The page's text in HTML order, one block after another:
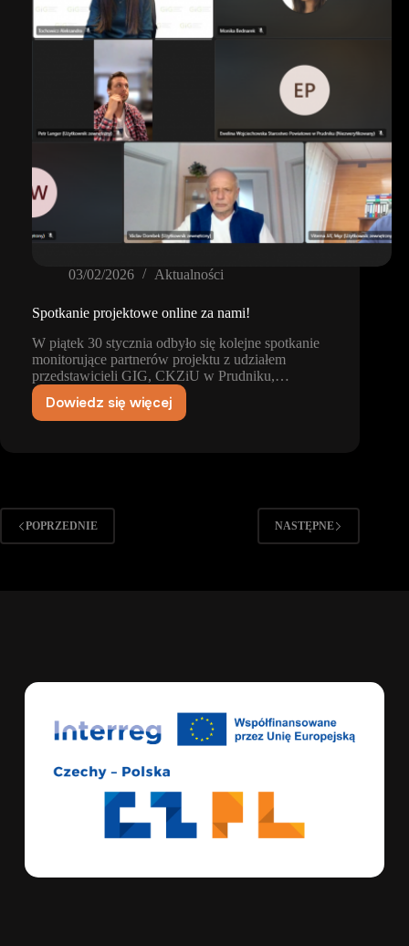
03/02/2026 Aktualności
Spotkanie projektowe online za nami!
W piątek 30 stycznia odbyło się kolejne spotkanie
monitorujące partnerów projektu z udziałem
przedstawicieli GIG, CKZiU w Prudniku,…
Dowiedz się więcej
Spotkanie
POPRZEDNIE NASTĘPNE